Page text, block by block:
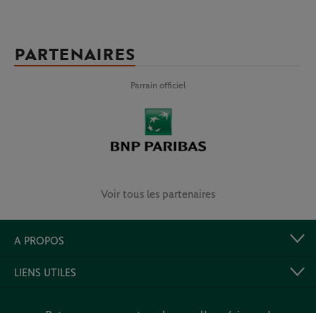
PARTENAIRES
Parrain officiel
Voir tous les partenaires
A PROPOS
LIENS UTILES